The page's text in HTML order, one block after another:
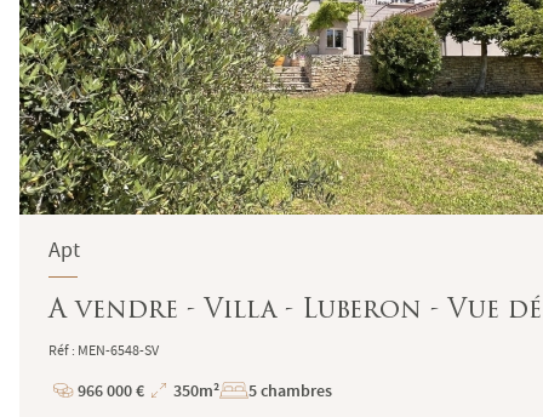
Apt
A vendre - Villa - Luberon - Vue
Réf : MEN-6548-SV
Prix
966 000 €
Superficie
350m² 5 chambres